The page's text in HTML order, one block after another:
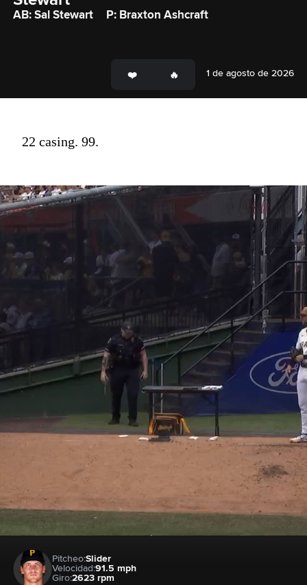
AB: Sal Stewart P: Braxton Ashcraft
1 de agosto de 2026
22 casing. 99.
Pitcheo:Slider
Velocidad:91.5 mph
Giro:2623 rpm